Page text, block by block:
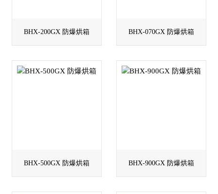
BHX-200GX 防爆烘箱 BHX-070GX 防爆烘箱
BHX-500GX 防爆烘箱 BHX-900GX 防爆烘箱